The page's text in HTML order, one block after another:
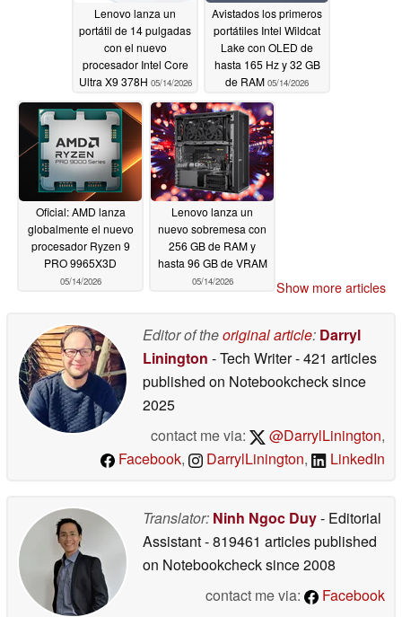
Lenovo lanza un
portátil de 14 pulgadas
con el nuevo
procesador Intel Core
Ultra X9 378H 05/14/2026
Avistados los primeros
portátiles Intel Wildcat
Lake con OLED de
hasta 165 Hz y 32 GB
de RAM 05/14/2026
Oficial: AMD lanza
globalmente el nuevo
procesador Ryzen 9
PRO 9965X3D
05/14/2026
Lenovo lanza un
nuevo sobremesa con
256 GB de RAM y
hasta 96 GB de VRAM
05/14/2026 Show more articles
Editor of theoriginal article: Darryl
Linington - Tech Writer- 421 articles
published on Notebookchecksince
2025
contact me via:
@DarrylLinington,
Facebook, DarrylLinington, LinkedIn
Translator: Ninh Ngoc Duy- Editorial
Assistant- 819461 articles published
on Notebookchecksince 2008
contact me via:
Facebook